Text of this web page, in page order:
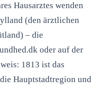
Hausarztes wenden
(den ärztlichen
– die
oder auf der
1813 ist das
Hauptstadtregion und